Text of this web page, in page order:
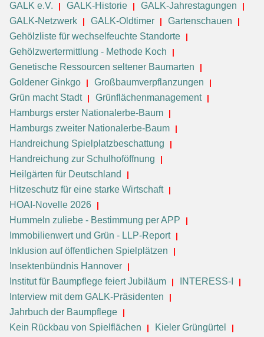
GALK e.V.
GALK-Historie
GALK-Jahrestagungen
GALK-Netzwerk
GALK-Oldtimer
Gartenschauen
Gehölzliste für wechselfeuchte Standorte
Gehölzwertermittlung - Methode Koch
Genetische Ressourcen seltener Baumarten
Goldener Ginkgo
Großbaumverpflanzungen
Grün macht Stadt
Grünflächenmanagement
Hamburgs erster Nationalerbe-Baum
Hamburgs zweiter Nationalerbe-Baum
Handreichung Spielplatzbeschattung
Handreichung zur Schulhoföffnung
Heilgärten für Deutschland
Hitzeschutz für eine starke Wirtschaft
HOAI-Novelle 2026
Hummeln zuliebe - Bestimmung per APP
Immobilienwert und Grün - LLP-Report
Inklusion auf öffentlichen Spielplätzen
Insektenbündnis Hannover
Institut für Baumpflege feiert Jubiläum
INTERESS-I
Interview mit dem GALK-Präsidenten
Jahrbuch der Baumpflege
Kein Rückbau von Spielflächen
Kieler Grüngürtel